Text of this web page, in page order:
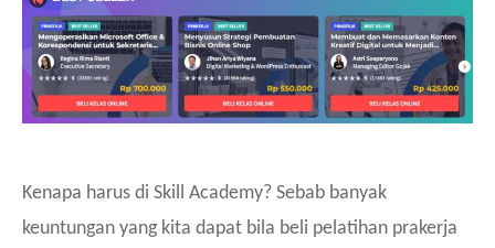
Kenapa harus di Skill Academy? Sebab banyak
keuntungan yang kita dapat bila beli pelatihan prakerja